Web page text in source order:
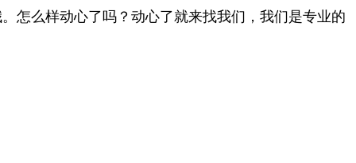
怎么样动心了吗？动心了就来找我们，我们是专业的